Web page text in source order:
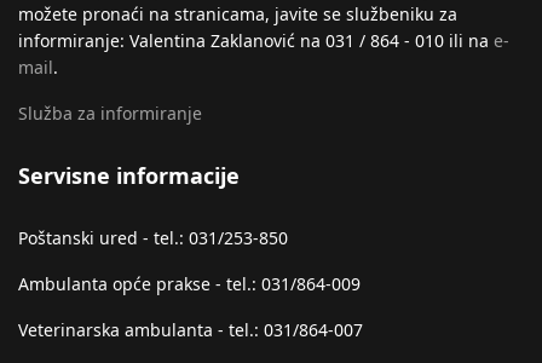
možete pronaći na stranicama, javite se službeniku za
informiranje: Valentina Zaklanović na 031 / 864 - 010 ili na e-
mail.
Služba za informiranje
Servisne informacije
Poštanski ured - tel.: 031/253-850
Ambulanta opće prakse - tel.: 031/864-009
Veterinarska ambulanta - tel.: 031/864-007